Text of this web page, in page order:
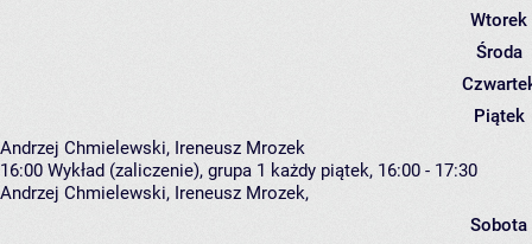
Wtorek
Środa
Piątek
Andrzej Chmielewski, Ireneusz Mrozek
16:00 Wykład (zaliczenie), grupa 1 każdy piątek, 16:00 - 17:30
Andrzej Chmielewski, Ireneusz Mrozek,
Sobota